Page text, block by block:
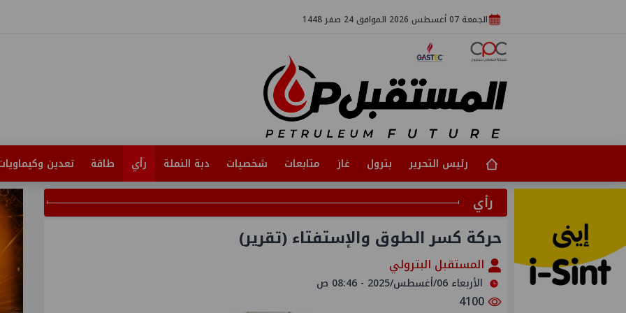
الجمعة 07 أغسطس 2026 الموافق 24 صفر 1448
رئيس التحرير بترول غاز متابعات شخصيات دبة النملة رأي طاقة تعدين
رأي
حركة كسر الطوق والإستفتاء (تقرير)
المستقبل البترولي
الأربعاء 06/أغسطس/2025 - 08:46 ص